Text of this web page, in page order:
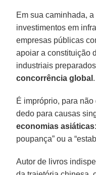
Em sua caminhada, a
investimentos em
empresas públicas
apoiar a constituição
industriais
concorrência global .
É impróprio, para
dedo para causas
economias asiáticas
poupança” ou a
Autor de livros